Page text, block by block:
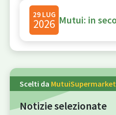
29 LUG
2026
Scelti da MutuiSupermarket
Notizie selezionate